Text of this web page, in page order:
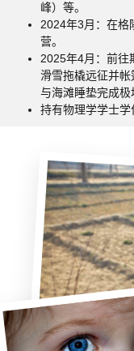
峰）等。
2024年3月：在格
营。
2025年4月：前往
滑雪拖橇远征并
与海滩睡垫完成极
持有物理学学士学